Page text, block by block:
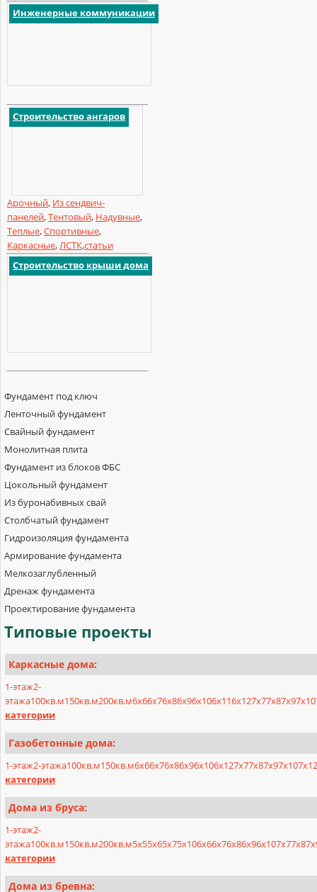
Инженерные коммуникации
Строительство ангаров
Арочный, Из сендвич-
панелей,Тентовый, Надувные,
Теплые,Спортивные,
Каркасные,ЛСТК,статьи
Строительство крыши дома
Фундамент под ключ
Ленточный фундамент
Свайный фундамент
Монолитная плита
Фундамент из блоков ФБС
Цокольный фундамент
Из буронабивных свай
Столбчатый фундамент
Гидроизоляция фундамента
Армирование фундамента
Мелкозаглубленный
Дренаж фундамента
Проектирование фундамента
Типовые проекты
Каркасные дома:
1-этаж2-
этажа100кв.м150кв.м200кв.м6х66х76х86х96х106х116х127х77х87х97х10
категории
Газобетонные дома:
1-этаж2-этажа100кв.м150кв.м6x66x76x86x96x106x127x77x87x97x107x12
категории
Дома из бруса:
1-этаж2-
этажа100кв.м150кв.м200кв.м5x55x65x75x106x66x76x86x96x107x77x8
категории
Дома из бревна: